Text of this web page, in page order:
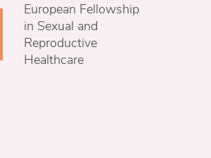
European Fellowship
in Sexual and
Reproductive
Healthcare